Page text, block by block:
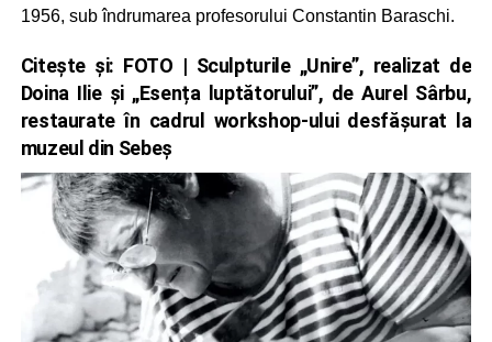
1956, sub îndrumarea profesorului Constantin Baraschi.
Citește și: FOTO | Sculpturile „Unire”, realizat de
Doina Ilie și „Esența luptătorului”, de Aurel Sârbu,
restaurate în cadrul workshop-ului desfășurat la
muzeul din Sebeș